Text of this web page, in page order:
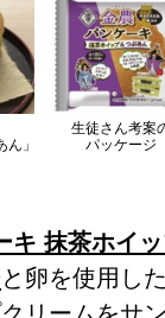
」
生徒さん考案
パッケージ
キ 抹茶ホイ
と卵を使用し